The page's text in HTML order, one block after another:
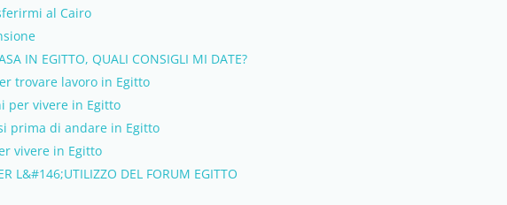
al Cairo
IN EGITTO, QUALI CONSIGLI MI DATE?
trovare lavoro in Egitto
per vivere in Egitto
prima di andare in Egitto
vivere in Egitto
L&#146;UTILIZZO DEL FORUM EGITTO